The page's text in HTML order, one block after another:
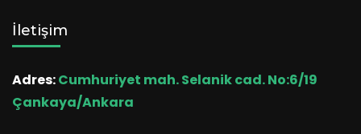
İletişim
Adres:Cumhuriyet mah. Selanik cad. No:6/19
Çankaya/Ankara